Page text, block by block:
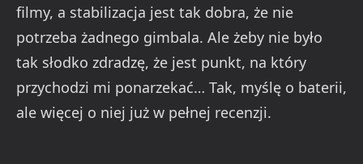
filmy, a stabilizacja jest tak dobra, że nie
potrzeba żadnego gimbala. Ale żeby nie było
tak słodko zdradzę, że jest punkt, na który
przychodzi mi ponarzekać… Tak, myślę o baterii,
ale więcej o niej już w pełnej recenzji.